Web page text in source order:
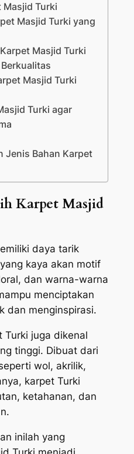
Masjid Turki
Masjid Turki yang
Masjid Turki
Masjid Turki
Turki agar
Jenis Bahan Karpet
Karpet Masjid
daya tarik
kaya akan motif
dan warna-warna
menciptakan
dan menginspirasi.
Turki juga dikenal
tinggi. Dibuat dari
wol, akrilik,
karpet Turki
ketahanan, dan
inilah yang